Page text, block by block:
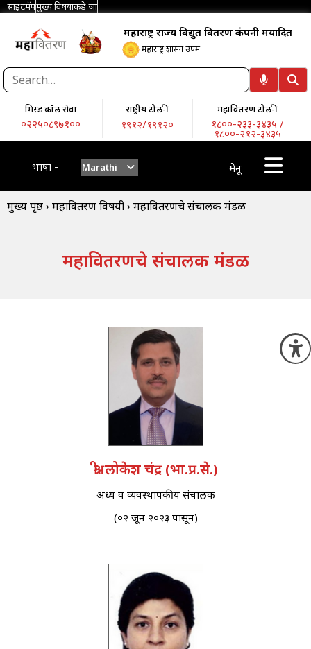
साइटमॅपमुख्य विषयाकडे जा
महाराष्ट्र राज्य विद्युत वितरण कंपनी मर्यादित
महाराष्ट्र शासन उपक्रम
मिस्ड कॉल सेवा
०२२५०८९७१००
राष्ट्रीय टोल-फ्री
१९१२/१९१२०
महावितरण टोल-फ्री
१८००-२३३-३४३५ /
१८००-२१२-३४३५
भाषा - Marathi मेनू
मुख्य पृष्ठ› महावितरण विषयी› महावितरणचे संचालक मंडळ
महावितरणचे संचालक मंडळ
श्री. लोकेश चंद्र (भा.प्र.से.)
अध्यक्ष व व्यवस्थापकीय संचालक
(०२ जून २०२३ पासून)